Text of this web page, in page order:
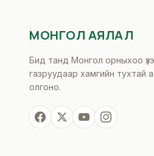
МОНГОЛ АЯЛАЛ
Бид танд Монгол орныхоо
газруудаар хамгийн тухтай
олгоно.